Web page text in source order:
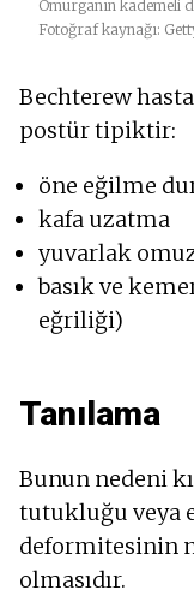
Omurganın kademeli
Fotoğraf kaynağı:
Bechterew
postür tipiktir:
öne eğilme
kafa uzatma
yuvarlak
basık ve
eğriliği)
Tanılama
Bunun nedeni
tutukluğu veya
deformitesinin
olmasıdır.